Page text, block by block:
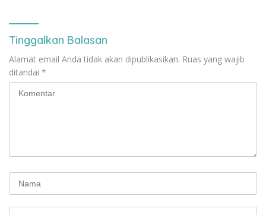
Warga Binaan
Tinggalkan Balasan
Alamat email Anda tidak akan dipublikasikan. Ruas yang wajib
ditandai *